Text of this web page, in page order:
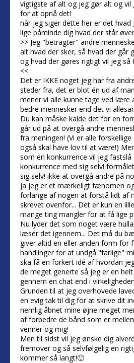
vigtigste af alt og jeg gør alt og vil
for at opnå det!
når jeg siger dette her er det hvad
lige påminde dig hvad der står
>> Jeg "betragter" andre
alt hvad der sker, så hvad der går
og hvad der gøres rigtigt vil jeg så
<<
Det er IKKE noget jeg har fra
steder fra, det er blot én ud af
mener vi alle kunne tage ved lære
bedre mennesker end det vi
Du kan måske kalde det for en
går ud på at overgå andre
fra meningen! (Vi er alle
også skal have lov til at være!)
som en konkurrence vil jeg
konkurrence med sig selv!
sig selv! ikke at overgå andre på
ja jeg er et mærkeligt fænomen
forlange af nogen at forstå lidt af
skrevet ovenfor... Det er kun en
mange ting mangler for at få lige
Nu lyder det som noget være
læser det igennem... Det må du
giver altid en eller anden form for
handlinger for at undgå "farlige"
ska få en forkert idé af hvordan
de meget generte så jeg er en
gennem en chat end i
Grunden til at jeg overhovede
en evig tak til dig for at skrive dit
nemlig åbnet mine øjne meget
af forbedre de bånd som er
venner og mig!
Men til sidst vil jeg ønske dig
fremover og så selvfølgelig en
kommer så langt!🙂